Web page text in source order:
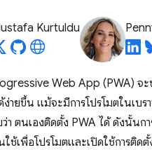
Kurtuldu
Web App (PWA) จะ
ายขึ้น แม้จะมีการโปรโมตในเบร
ว่า ตนเองติดตั้ง PWA ได้ ดังนั้น
เพื่อโปรโมตและเปิดใช้การติดตั้